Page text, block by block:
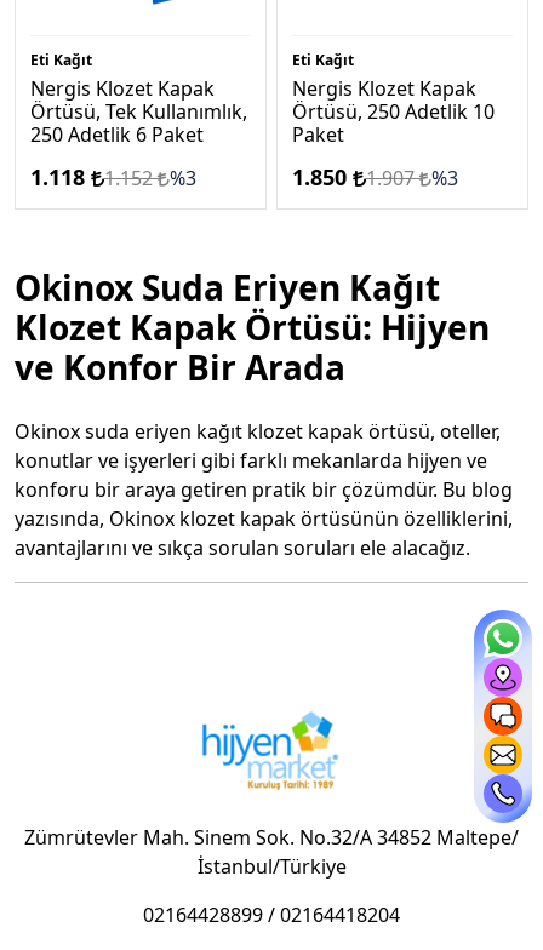
Eti Kağıt
Nergis Klozet Kapak
Örtüsü, Tek Kullanımlık,
250 Adetlik 6 Paket
1.118 1.152 %3
Eti Kağıt
Nergis Klozet Kapak
Örtüsü, 250 Adetlik 10
Paket
1.850 1.907 %3
Okinox Suda Eriyen Kağıt
Klozet Kapak Örtüsü: Hijyen
ve Konfor Bir Arada
Okinox suda eriyen kağıt klozet kapak örtüsü, oteller,
konutlar ve işyerleri gibi farklı mekanlarda hijyen ve
konforu bir araya getiren pratik bir çözümdür. Bu blog
yazısında, Okinox klozet kapak örtüsünün özelliklerini,
avantajlarını ve sıkça sorulan soruları ele alacağız.
kullanımlık ve suda çözünebilen bir hijyen ürünüdür.
Klozet kapağına serilerek kullanılır ve kullanımdan
sonra sifonla atılabilir. Bu sayede, tuvaletlerde hijyenik
Okinox Klozet Kapak Örtüsünün Özellikleri
✅ %100 suda çözünebilen kağıttan üretilmiştir.
Zümrütevler Mah. Sinem Sok. No.32/A 34852 Maltepe/
İstanbul/Türkiye
02164428899/02164418204